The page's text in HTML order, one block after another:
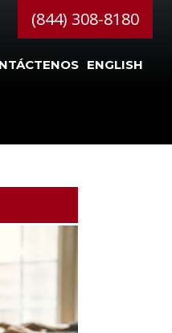
(844) 308-8180
ENGLISH